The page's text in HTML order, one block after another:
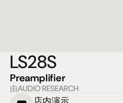
LS28S
Preamplifier
由AUDIO RESEARCH